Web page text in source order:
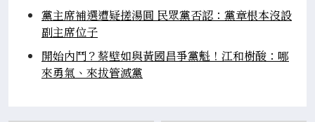
黨主席補選遭疑搓湯圓 民眾黨否認：黨章根本沒設
副主席位子
開始內鬥？蔡壁如與黃國昌爭黨魁！江和樹酸：哪
來勇氣、來拔管滅黨